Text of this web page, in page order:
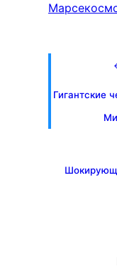
Марсе
Гигантские